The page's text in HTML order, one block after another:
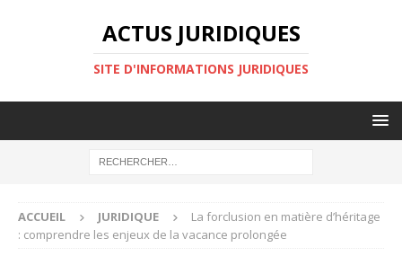
ACTUS JURIDIQUES
SITE D'INFORMATIONS JURIDIQUES
ACCUEIL JURIDIQUE
La forclusion en matière d’héritage
: comprendre les enjeux de la vacance prolongée